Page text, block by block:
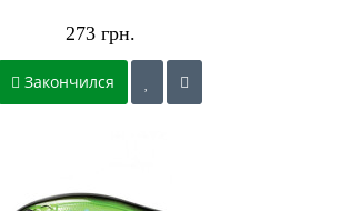
273 грн.
Закончился